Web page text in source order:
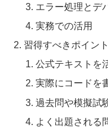
エラー処理とデ
実務での活用
習得すべきポイント
公式テキストを
実際にコードを
過去問や模擬試
よく出題される